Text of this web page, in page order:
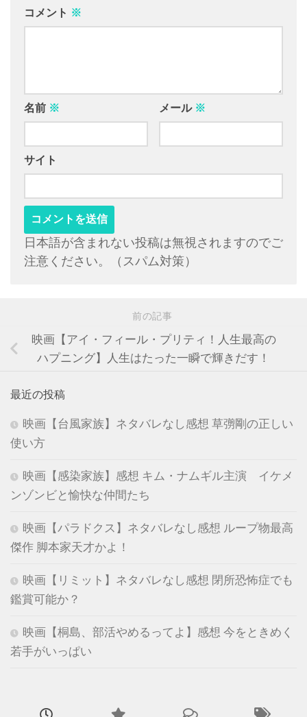
コメント ※
名前 ※ メール ※
サイト
日本語が含まれない投稿は無視されますのでご
注意ください。（スパム対策）
前の記事
映画【アイ・フィール・プリティ！人生最高の
ハプニング】人生はたった一瞬で輝きだす！
最近の投稿
映画【台風家族】ネタバレなし感想 草彅剛の正しい
使い方
映画【感染家族】感想 キム・ナムギル主演 イケメ
ンゾンビと愉快な仲間たち
映画【パラドクス】ネタバレなし感想 ループ物最高
傑作 脚本家天才かよ！
映画【リミット】ネタバレなし感想 閉所恐怖症でも
鑑賞可能か？
映画【桐島、部活やめるってよ】感想 今をときめく
若手がいっぱい